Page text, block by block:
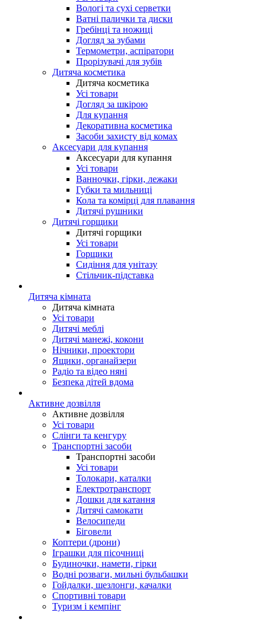
Вологі та сухі серветки
Ватні палички та диски
Гребінці та ножиці
Догляд за зубами
Термометри, аспіратори
Прорізувачі для зубів
Дитяча косметика
Дитяча косметика
Усі товари
Догляд за шкірою
Для купання
Декоративна косметика
Засоби захисту від комах
Аксесуари для купання
Аксесуари для купання
Усі товари
Ванночки, гірки, лежаки
Губки та мильниці
Кола та комірці для плавання
Дитячі рушники
Дитячі горщики
Дитячі горщики
Усі товари
Горщики
Сидіння для унітазу
Стільчик-підставка
Дитяча кімната
Дитяча кімната
Усі товари
Дитячі меблі
Дитячі манежі, кокони
Нічники, проектори
Ящики, органайзери
Радіо та відео няні
Безпека дітей вдома
Активне дозвілля
Активне дозвілля
Усі товари
Слінги та кенгуру
Транспортні засоби
Транспортні засоби
Усі товари
Толокари, каталки
Електротранспорт
Дошки для катання
Дитячі самокати
Велосипеди
Біговели
Коптери (дрони)
Іграшки для пісочниці
Будиночки, намети, гірки
Водні розваги, мильні бульбашки
Гойдалки, шезлонги, качалки
Спортивні товари
Туризм і кемпінг